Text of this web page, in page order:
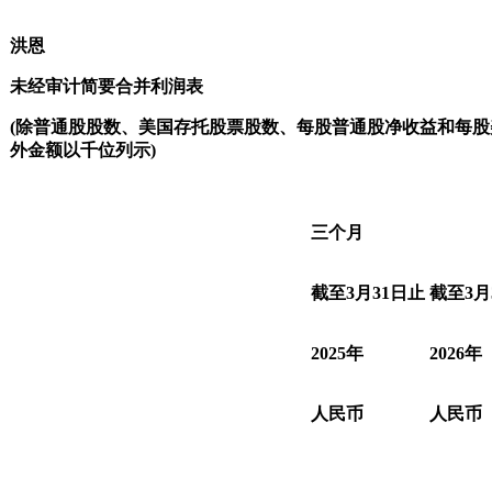
洪恩
未经审计简要合并利润表
(除普通股股数、美国存托股票股数、每股普通股净收益和每
外金额以千位列示)
三个月
截至3月 31 日止 截至3月
2025年 2026年
人民币 人民币